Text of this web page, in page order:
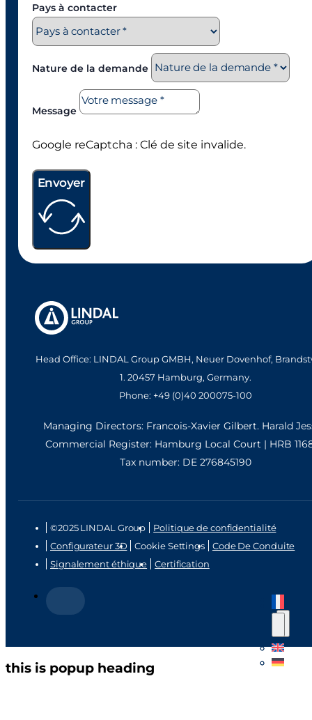
Pays à contacter
Nature de la demande
Message
Google reCaptcha : Clé de site invalide.
Envoyer
Head Office: LINDAL Group GMBH, Neuer Dovenhof,
1. 20457 Hamburg, Germany.
Phone: +49 (0)40 200075-100
Managing Directors: Francois-Xavier Gilbert. Harald
Commercial Register: Hamburg Local Court | HRB
Tax number: DE 276845190
©2025 LINDAL Group
Politique de confidentialité
Configurateur 3D
Cookie Settings
Code De Conduite
Signalement éthique
Certification
this is popup heading